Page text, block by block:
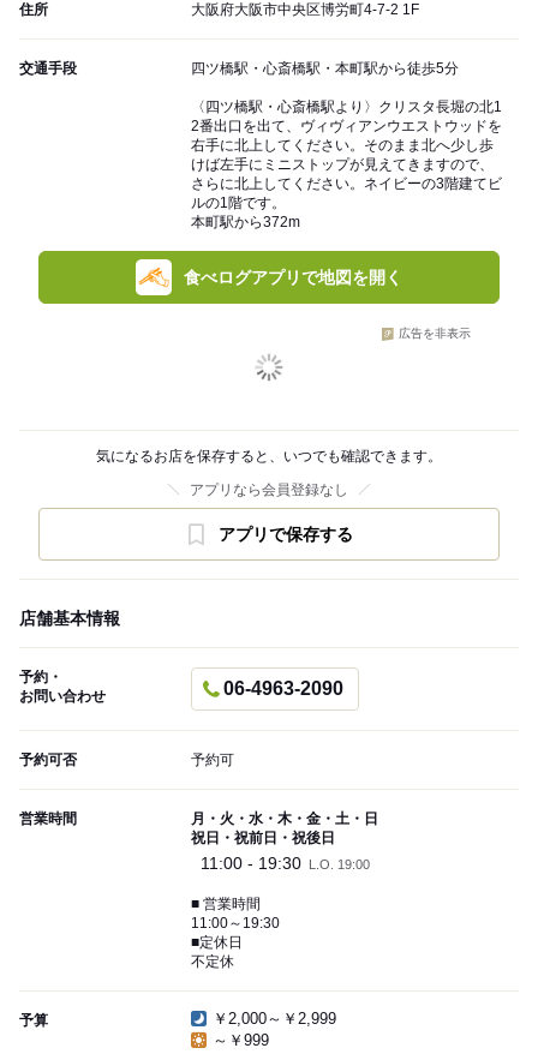
住所 大阪府大阪市中央区博労町4-7-2 1F
交通手段 四ツ橋駅・心斎橋駅・本町駅から徒歩5分
〈四ツ橋駅・心斎橋駅より〉クリスタ長堀の北1
2番出口を出て、ヴィヴィアンウエストウッドを
右手に北上してください。そのまま北へ少し歩
けば左手にミニストップが見えてきますので、
さらに北上してください。ネイビーの3階建てビ
ルの1階です。
本町駅から372m
食べログアプリで地図を開く
広告を非表示
気になるお店を保存すると、いつでも確認できます。
アプリなら会員登録なし
アプリで保存する
店舗基本情報
予約・
お問い合わせ
06-4963-2090
予約可否 予約可
営業時間
月・火・水・木・金・土・日
祝日・祝前日・祝後日
11:00 - 19:30 L.O. 19:00
■ 営業時間
11:00～19:30
■定休日
不定休
予算
￥2,000～￥2,999
～￥999